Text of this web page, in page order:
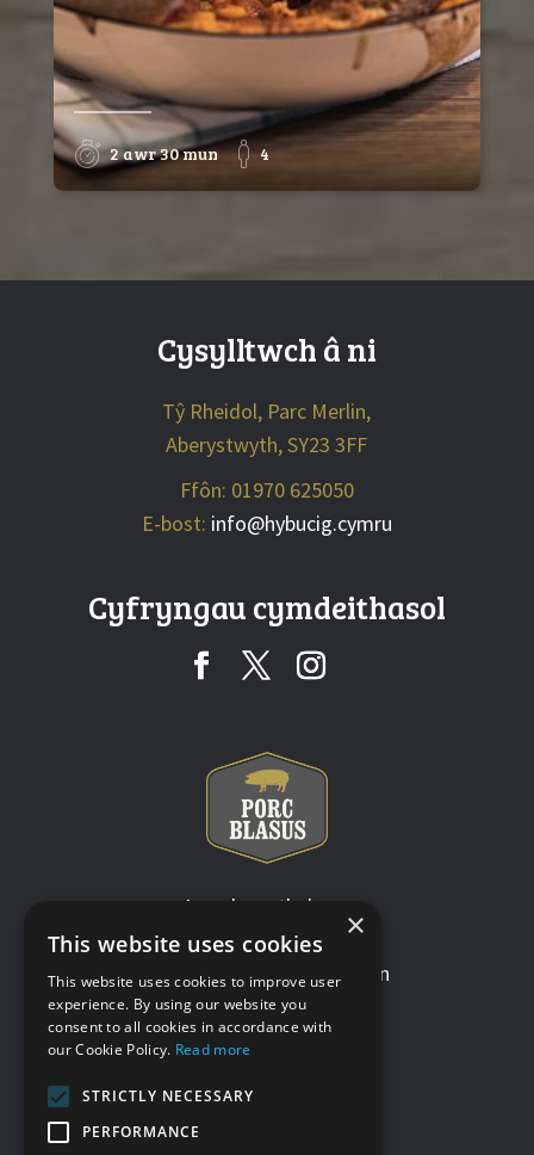
2 awr 30 mun 4
Cysylltwch â ni
Tŷ Rheidol, Parc Merlin,
Aberystwyth, SY23 3FF
Ffôn: 01970 625050
E-bost: info@hybucig.cymru
Cyfryngau cymdeithasol
Amodau a thelerau
Polisi preifatrwydd
Defnydd o gwcis ar y wefan
Datganiad hygyrchedd
Ein gwefannau eraill
×
This website uses cookies
This website uses cookies to improve user
experience. By using our website you
consent to all cookies in accordance with
our Cookie Policy. Read more
STRICTLY NECESSARY
PERFORMANCE